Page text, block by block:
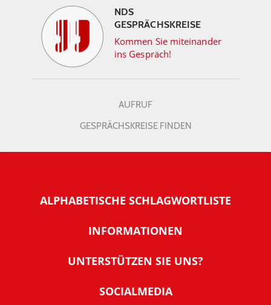
NDS
GESPRÄCHSKREISE
Kommen Sie miteinander
ins Gespräch!
AUFRUF
GESPRÄCHSKREISE FINDEN
ALPHABETISCHE SCHLAGWORTLISTE
INFORMATIONEN
Warum NachDenkSeiten
Tipps zur Nutzung der NachDenkSeiten
UNTERSTÜTZEN SIE UNS?
SOCIALMEDIA